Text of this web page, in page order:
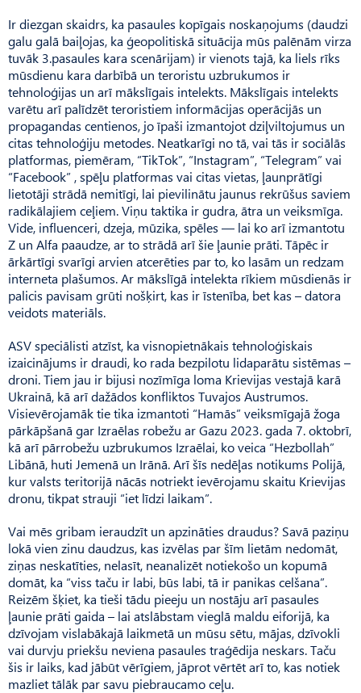
Ir diezgan skaidrs, ka pasaules kopīgais noskaņojums (daudzi
galu galā baiļojas, ka ģeopolitiskā situācija mūs palēnām virza
tuvāk 3.pasaules kara scenārijam) ir vienots tajā, ka liels rīks
mūsdienu kara darbībā un teroristu uzbrukumos ir
tehnoloģijas un arī mākslīgais intelekts. Mākslīgais intelekts
varētu arī palīdzēt teroristiem informācijas operācijās un
propagandas centienos, jo īpaši izmantojot dziļviltojumus un
citas tehnoloģiju metodes. Neatkarīgi no tā, vai tās ir sociālās
platformas, piemēram, “TikTok”, “Instagram”, “Telegram” vai
“Facebook” , spēļu platformas vai citas vietas, ļaunprātīgi
lietotāji strādā nemitīgi, lai pievilinātu jaunus rekrūšus saviem
radikālajiem ceļiem. Viņu taktika ir gudra, ātra un veiksmīga.
Vide, influenceri, dzeja, mūzika, spēles — lai ko arī izmantotu
Z un Alfa paaudze, ar to strādā arī šie ļaunie prāti. Tāpēc ir
ārkārtīgi svarīgi arvien atcerēties par to, ko lasām un redzam
interneta plašumos. Ar mākslīgā intelekta rīkiem mūsdienās ir
palicis pavisam grūti nošķirt, kas ir īstenība, bet kas – datora
veidots materiāls.
ASV speciālisti atzīst, ka visnopietnākais tehnoloģiskais
izaicinājums ir draudi, ko rada bezpilotu lidaparātu sistēmas –
droni. Tiem jau ir bijusi nozīmīga loma Krievijas vestajā karā
Ukrainā, kā arī dažādos konfliktos Tuvajos Austrumos.
Visievērojamāk tie tika izmantoti “Hamās” veiksmīgajā žoga
pārkāpšanā gar Izraēlas robežu ar Gazu 2023. gada 7. oktobrī,
kā arī pārrobežu uzbrukumos Izraēlai, ko veica “Hezbollah”
Libānā, huti Jemenā un Irānā. Arī šīs nedēļas notikums Polijā,
kur valsts teritorijā nācās notriekt ievērojamu skaitu Krievijas
dronu, tikpat strauji “iet līdzi laikam”.
Vai mēs gribam ieraudzīt un apzināties draudus? Savā paziņu
lokā vien zinu daudzus, kas izvēlas par šīm lietām nedomāt,
ziņas neskatīties, nelasīt, neanalizēt notiekošo un kopumā
domāt, ka “viss taču ir labi, būs labi, tā ir panikas celšana”.
Reizēm šķiet, ka tieši tādu pieeju un nostāju arī pasaules
ļaunie prāti gaida – lai atslābstam vieglā maldu eiforijā, ka
dzīvojam vislabākajā laikmetā un mūsu sētu, mājas, dzīvokli
vai durvju priekšu neviena pasaules traģēdija neskars. Taču
šis ir laiks, kad jābūt vērīgiem, jāprot vērtēt arī to, kas notiek
mazliet tālāk par savu piebraucamo ceļu.